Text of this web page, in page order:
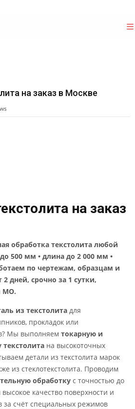
на заказ в Москве
на заказ
обработка текстолита любой
500 мм • длина до 2 000 мм •
по чертежам, образцам и
дней, срочно за 1 сутки,
МО.
из текстолита для
прокладок или
Мы выполняем токарную и
на высокоточных
детали из текстолита марок
из стеклотекстолита. Проводим
обработку с точностью до
качество поверхности и
за счёт специальных режимов